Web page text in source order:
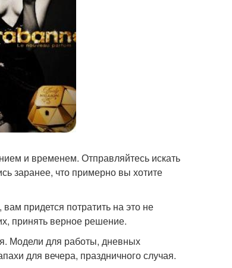
и временем. Отправляйтесь искать
заранее, что примерно вы хотите
придется потратить на это не
принять верное решение.
Модели для работы, дневных
для вечера, праздничного случая.